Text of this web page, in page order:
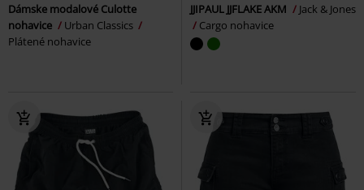
Dámske modalové Culotte
nohavice
Urban Classics
Plátené nohavice
JJIPAUL JJFLAKE AKM
Jack & Jones
Cargo nohavice